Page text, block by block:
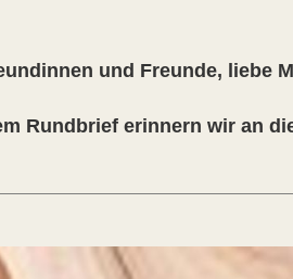
und Freunde, liebe
Rundbrief erinnern wir an